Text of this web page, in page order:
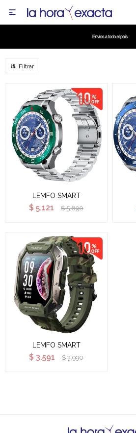

LEMFO SMART
$ 5.121 $ 5.690
LEMFO SMART
$ 3.591 $ 3.990